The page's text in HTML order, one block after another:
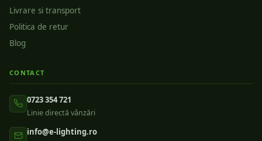
Livrare si transport
Politica de retur
Blog
CONTACT
0723 354 721
Linie directă vânzări
info@e-lighting.ro